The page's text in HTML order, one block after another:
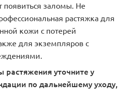
появиться заломы. Не
растяжка для
кожи с потерей
для экземпляров с
растяжения уточните у
по дальнейшему уходу,